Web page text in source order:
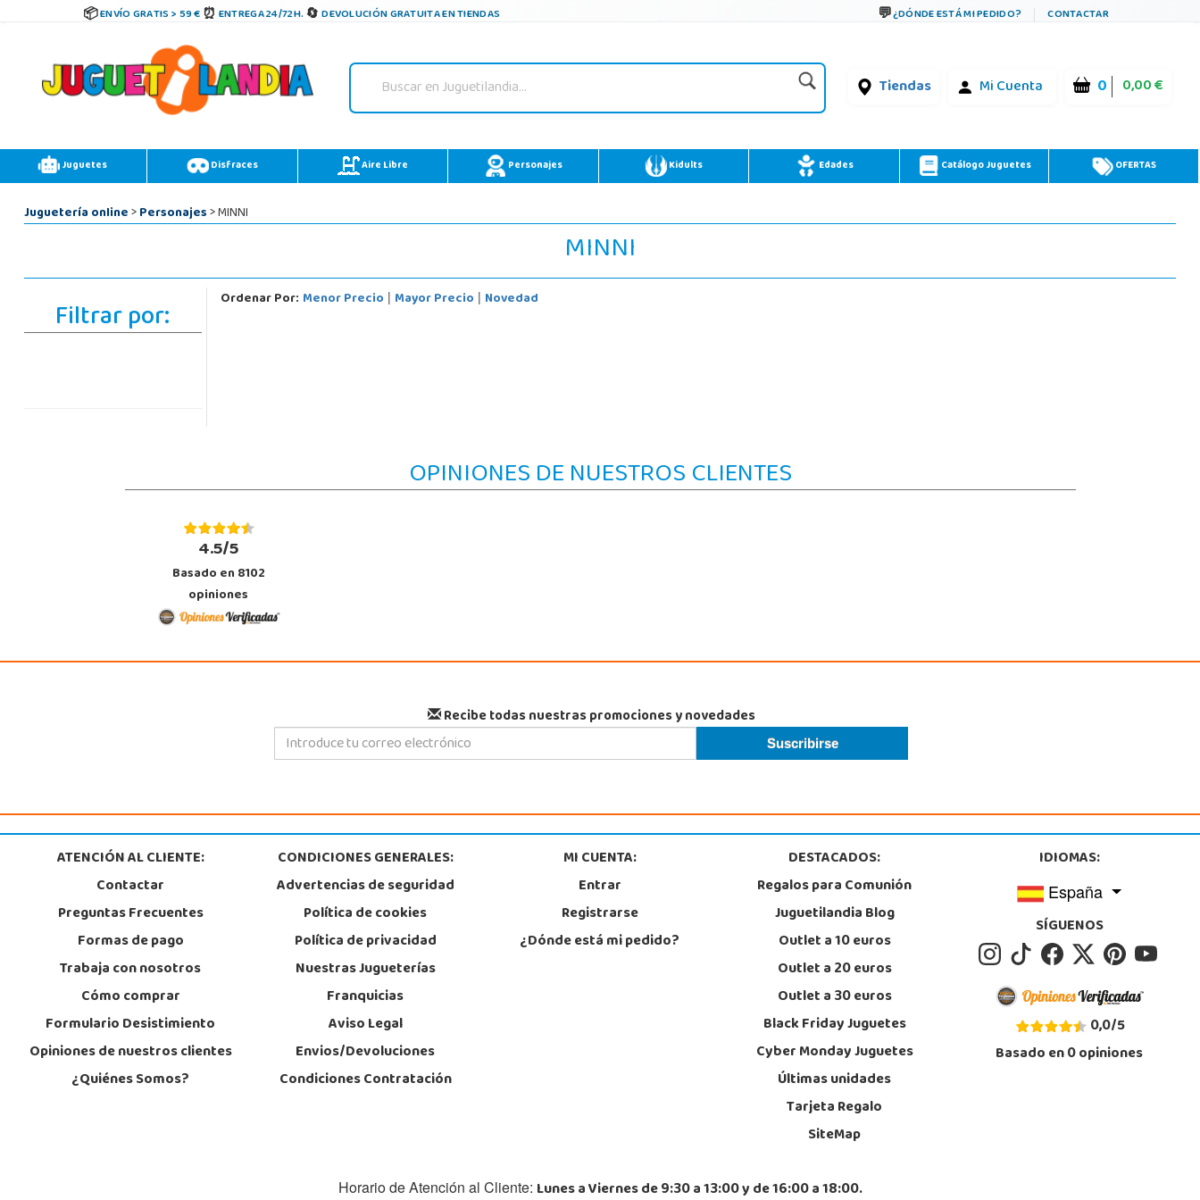
ENVÍO GRATIS > 59 € ENTREGA 24/72H. DEVOLUCIÓN GRATUITA EN TIENDAS ¿DÓNDE ESTÁ MI PEDIDO? CONTACTAR
Tiendas Mi Cuenta 0 0,00 €
Juguetes Disfraces Aire Libre Personajes Kidults Edades Catálogo Juguetes OFERTAS
Juguetería online>Personajes> MINNI
MINNI
Filtrar por: Ordenar Por: Menor Precio | Mayor Precio | Novedad
OPINIONES DE NUESTROS CLIENTES
4.5/5
Basado en 8102
opiniones
Recibe todas nuestras promociones y novedades
ATENCIÓN AL CLIENTE:
Contactar
Preguntas Frecuentes
Formas de pago
Trabaja con nosotros
Cómo comprar
Formulario Desistimiento
Opiniones de nuestros clientes
¿Quiénes Somos?
CONDICIONES GENERALES:
Advertencias de seguridad
Política de cookies
Política de privacidad
Nuestras Jugueterías
Franquicias
Aviso Legal
Envios/Devoluciones
Condiciones Contratación
MI CUENTA:
Entrar
Registrarse
¿Dónde está mi pedido?
DESTACADOS:
Regalos para Comunión
Juguetilandia Blog
Outlet a 10 euros
Outlet a 20 euros
Outlet a 30 euros
Black Friday Juguetes
Cyber Monday Juguetes
Últimas unidades
Tarjeta Regalo
SiteMap
IDIOMAS:
España
SÍGUENOS
0,0/5
Basado en0opiniones
Horario de Atención al Cliente: Lunes a Viernes de 9:30 a 13:00 y de 16:00 a 18:00.